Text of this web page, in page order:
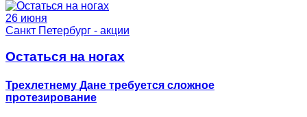
26 июня
Санкт Петербург - акции
Остаться на ногах
Трехлетнему Дане требуется сложное
протезирование